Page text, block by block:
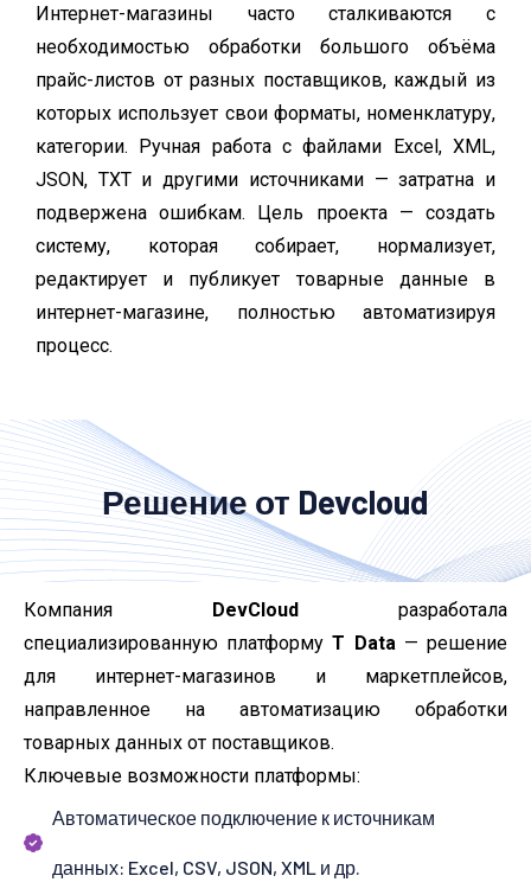
Интернет-магазины часто сталкиваются с
необходимостью обработки большого объёма
прайс-листов от разных поставщиков, каждый из
которых использует свои форматы, номенклатуру,
категории. Ручная работа с файлами Excel, XML,
JSON, TXT и другими источниками — затратна и
подвержена ошибкам. Цель проекта — создать
систему, которая собирает, нормализует,
редактирует и публикует товарные данные в
интернет-магазине, полностью автоматизируя
процесс.
Решение от Devcloud
Компания DevCloud разработала
специализированную платформуT Data— решение
для интернет-магазинов и маркетплейсов,
направленное на автоматизацию обработки
товарных данных от поставщиков.
Ключевые возможности платформы:
Автоматическое подключение к источникам
данных: Excel, CSV, JSON, XML и др.